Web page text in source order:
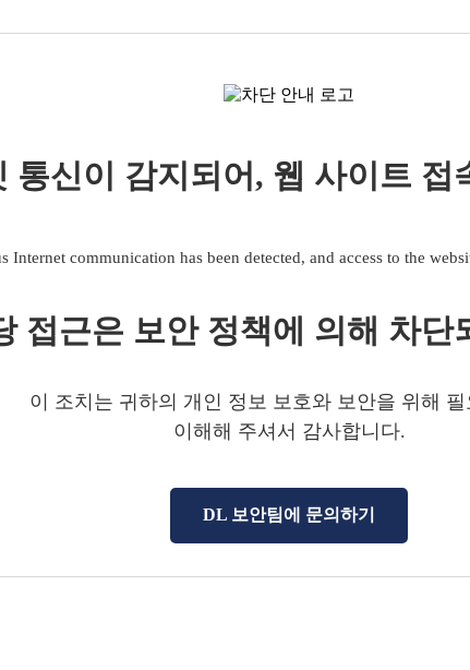
통신이 감지되어, 웹 사이트 접
Internet communication has been detected, and access to the
접근은 보안 정책에 의해 차단
이 조치는 귀하의 개인 정보 보호와 보안을 위해
이해해 주셔서 감사합니다.
DL 보안팀에 문의하기